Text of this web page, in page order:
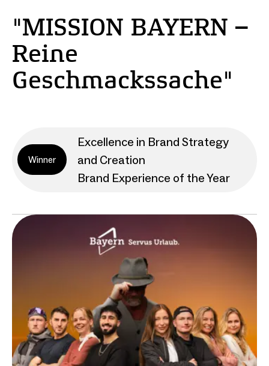
"MISSION BAYERN –
Reine
Geschmackssache"
Winner
Excellence in Brand Strategy
and Creation
Brand Experience of the Year